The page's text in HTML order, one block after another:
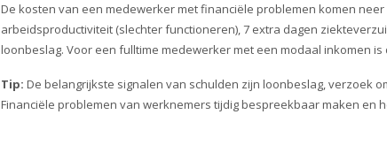
De kosten van een medewerker met financiële problemen komen
arbeidsproductiviteit (slechter functioneren), 7 extra dagen
loonbeslag. Voor een fulltime medewerker met een modaal inkomen is
Tip: De belangrijkste signalen van schulden zijn loonbeslag, verzoek
Financiële problemen van werknemers tijdig bespreekbaar maken en